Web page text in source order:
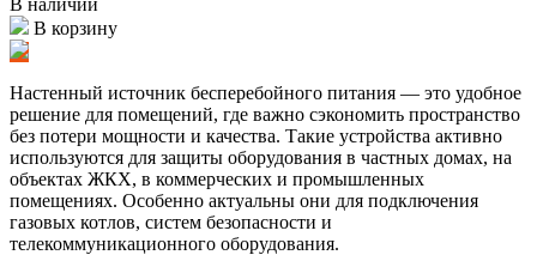
В корзину
Настенный источник бесперебойного питания — это удобное
решение для помещений, где важно сэкономить пространство
без потери мощности и качества. Такие устройства активно
используются для защиты оборудования в частных домах, на
объектах ЖКХ, в коммерческих и промышленных
помещениях. Особенно актуальны они для подключения
газовых котлов, систем безопасности и
телекоммуникационного оборудования.